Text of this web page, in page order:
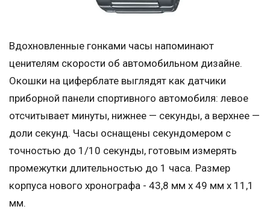
Вдохновленные гонками часы напоминают
ценителям скорости об автомобильном дизайне.
Окошки на циферблате выглядят как датчики
приборной панели спортивного автомобиля: левое
отсчитывает минуты, нижнее — секунды, а верхнее —
доли секунд. Часы оснащены секундомером с
точностью до 1/10 секунды, готовым измерять
промежутки длительностью до 1 часа. Размер
корпуса нового хронографа - 43,8 мм х 49 мм х 11,1
мм.